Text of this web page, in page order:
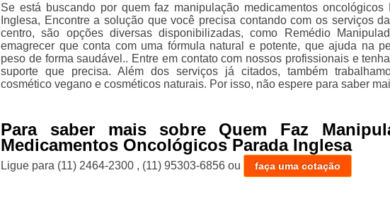
Se está buscando por quem faz manipulação medicamentos oncológicos
Inglesa, Encontre a solução que você precisa contando com os serviços
centro, são opções diversas disponibilizadas, como Remédio
emagrecer que conta com uma fórmula natural e potente, que ajuda na
peso de forma saudável.. Entre em contato com nossos profissionais e
suporte que precisa. Além dos serviços já citados, também
cosmético vegano e cosméticos naturais. Por isso, não espere para saber
Para saber mais sobre Quem Faz
Medicamentos Oncológicos Parada Inglesa
Ligue para (11) 2464-2300 , (11) 95303-6856 ou faça uma cotação